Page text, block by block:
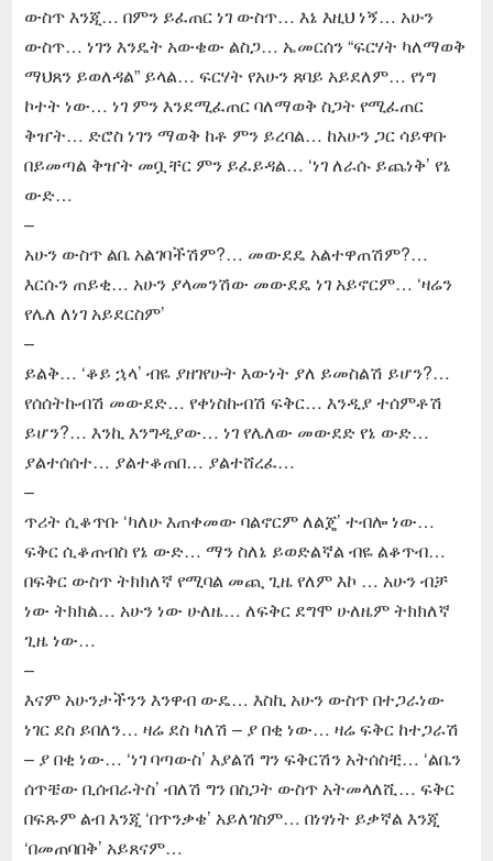
ውስጥ እንጂ… በምን ይፈጠር ነገ ውስጥ… እኔ እዚህ ነኝ… አሁን
ውስጥ… ነገን እንዴት አውቄው ልስጋ… ኤመርሰን “ፍርሃት ካለማወቅ
ማህጸን ይወለዳል” ይላል… ፍርሃት የአሁን ጸባይ አይደለም… የነግ
ኮተት ነው… ነገ ምን እንደሚፈጠር ባለማወቅ ስጋት የሚፈጠር
ቅዠት… ድሮስ ነገን ማወቅ ከቶ ምን ይረባል… ከአሁን ጋር ሳይዋቡ
በይመጣል ቅዠት መቧቸር ምን ይፈይዳል… ‘ነገ ለራሱ ይጨነቅ’ የኔ
ውድ…
–
አሁን ውስጥ ልቤ አልገባችሽም?… መውደዴ አልተዋጠሽም?…
እርሱን ጠይቂ… አሁን ያላመንሽው መውደዴ ነገ አይኖርም… ‘ዛሬን
የሌለ ለነገ አይደርስም’
–
ይልቅ… ‘ቆይ ኋላ’ ብዬ ያዘገየሁት እውነት ያለ ይመስልሽ ይሆን?…
የሰሰትኩብሽ መውደድ… የቀነስኩብሽ ፍቅር… እንዲያ ተሰምቶሽ
ይሆን?… እንኪ እንግዲያው… ነገ የሌለው መውደድ የኔ ውድ…
ያልተሰሰተ… ያልተቆጠበ… ያልተሸረፈ…
–
ጥሪት ሲቆጥቡ ‘ካለሁ እጠቀመው ባልኖርም ለልጄ’ ተብሎ ነው…
ፍቅር ሲቆጠብስ የኔ ውድ… ማን ስለኔ ይወድልኛል ብዬ ልቆጥብ…
በፍቅር ውስጥ ትክክለኛ የሚባል መጪ ጊዜ የለም እኮ … አሁን ብቻ
ነው ትክክል… አሁን ነው ሁለዜ… ለፍቅር ደግሞ ሁለዜም ትክክለኛ
ጊዜ ነው…
–
እናም አሁንታችንን እንዋብ ውዴ… እስኪ አሁን ውስጥ በተጋራነው
ነገር ደስ ይበለን… ዛሬ ደስ ካለሽ – ያ በቂ ነው… ዛሬ ፍቅር ከተጋራሽ
– ያ በቂ ነው… ‘ነገ ባጣውስ’ እያልሽ ግን ፍቅርሽን አትሰስቺ… ‘ልቤን
ሰጥቼው ቢሰብራትስ’ ብለሽ ግን በስጋት ውስጥ አትመላለሺ… ፍቅር
በፍጹም ልብ እንጂ ‘በጥንቃቄ’ አይለገስም… በነፃነት ይቃኛል እንጂ
‘በመጠባበቅ’ አይጸናም…